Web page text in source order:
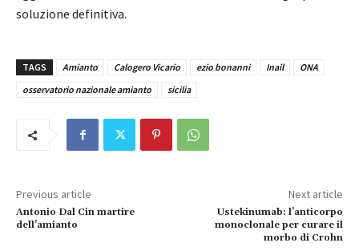
soluzione definitiva.
TAGS Amianto Calogero Vicario ezio bonanni Inail
ONA
osservatorio nazionale amianto
sicilia
Previous article
Antonio Dal Cin martire
dell’amianto
Next article
Ustekinumab: l’anticorpo
monoclonale per curare il
morbo di Crohn